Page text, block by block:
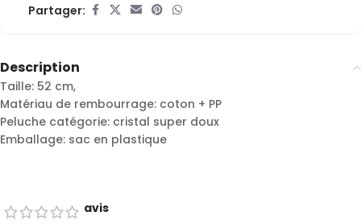
Partager:
Description
Taille: 52 cm,
Matériau de rembourrage: coton + PP
Peluche catégorie: cristal super doux
Emballage: sac en plastique
avis